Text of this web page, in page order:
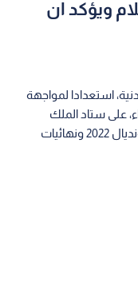
ويؤكد ان
استعدادا لمواجهة
على ستاد الملك
عبدالله الثاني، ضمن التصفيات المؤهلة لمونديال 2022 ونهائيات